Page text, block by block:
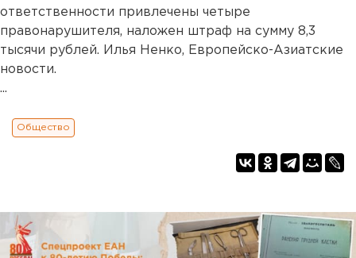
ответственности привлечены четыре
правонарушителя, наложен штраф на сумму 8,3
тысячи рублей. Илья Ненко, Европейско-Азиатские
новости.
...
Общество